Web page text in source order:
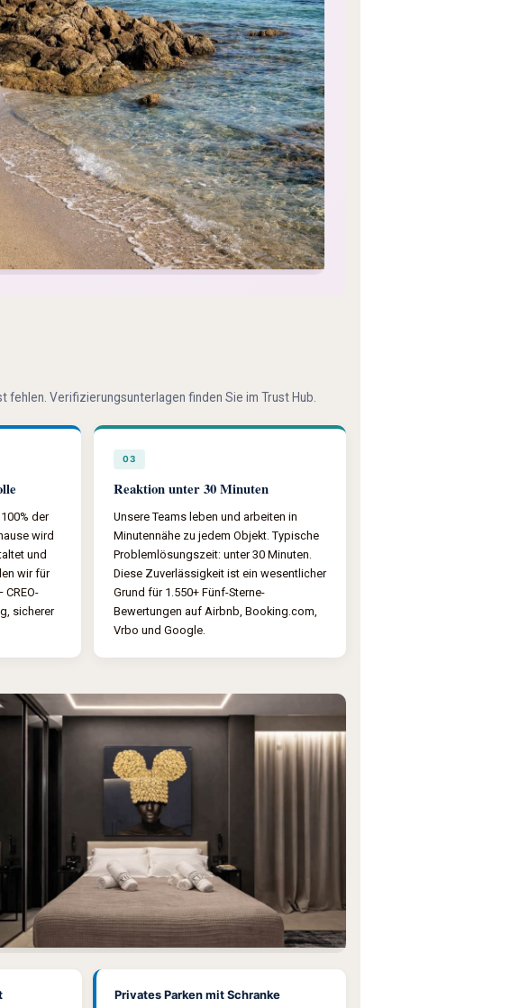
Verifizierungsunterlagen finden Sie im Trust Hub.
der
wird
und
wir für
sicherer
03
Reaktion unter 30 Minuten
Unsere Teams leben und arbeiten in
Minutennähe zu jedem Objekt. Typische
Problemlösungszeit: unter 30 Minuten.
Diese Zuverlässigkeit ist ein wesentlicher
Grund für 1.550+ Fünf-Sterne-
Bewertungen auf Airbnb, Booking.com,
Vrbo und Google.
Privates Parken mit Schranke